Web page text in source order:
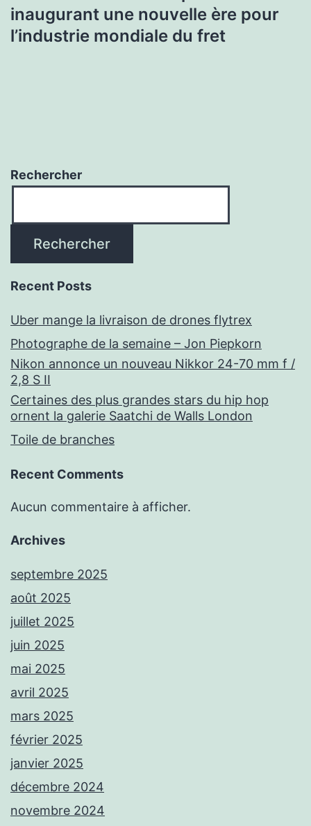
inaugurant une nouvelle ère pour
l’industrie mondiale du fret
Rechercher
Rechercher
Recent Posts
Uber mange la livraison de drones flytrex
Photographe de la semaine – Jon Piepkorn
Nikon annonce un nouveau Nikkor 24-70 mm f /
2,8 S II
Certaines des plus grandes stars du hip hop
ornent la galerie Saatchi de Walls London
Toile de branches
Recent Comments
Aucun commentaire à afficher.
Archives
septembre 2025
août 2025
juillet 2025
juin 2025
mai 2025
avril 2025
mars 2025
février 2025
janvier 2025
décembre 2024
novembre 2024